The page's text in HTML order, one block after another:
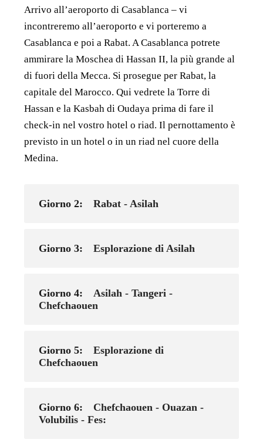
Arrivo all’aeroporto di Casablanca – vi
incontreremo all’aeroporto e vi porteremo a
Casablanca e poi a Rabat. A Casablanca potrete
ammirare la Moschea di Hassan II, la più grande al
di fuori della Mecca. Si prosegue per Rabat, la
capitale del Marocco. Qui vedrete la Torre di
Hassan e la Kasbah di Oudaya prima di fare il
check-in nel vostro hotel o riad. Il pernottamento è
previsto in un hotel o in un riad nel cuore della
Medina.
Giorno 2: Rabat - Asilah
Giorno 3: Esplorazione di Asilah
Giorno 4:
Asilah - Tangeri -
Chefchaouen
Giorno 5:
Esplorazione di
Chefchaouen
Giorno 6:
Chefchaouen - Ouazan -
Volubilis - Fes: